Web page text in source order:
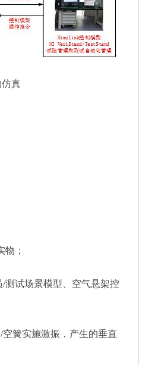
仿真
；
测试场景模型、空气悬架控
簧实施激振，产生的垂直